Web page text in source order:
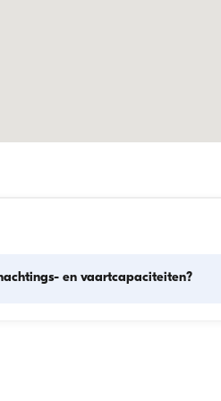
en vaartcapaciteiten?